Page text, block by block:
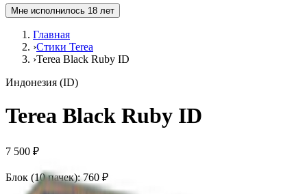
Мне исполнилось 18 лет
Главная
›Стики Terea
›Terea Black Ruby ID
Индонезия (ID)
Terea Black Ruby ID
7 500 ₽
Блок (10 пачек): 760 ₽